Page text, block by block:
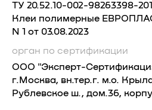
ТУ 20.52.10-002-98263398-
Клеи полимерные
N 1 от 03.08.2023
орган по сертификации
ООО "Эксперт-
г.Москва, вн.тер.г. м.о.
Рублевское ш., дом.36,